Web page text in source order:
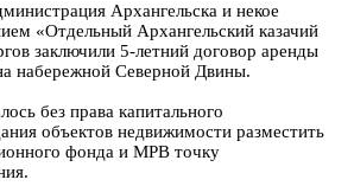
Архангельска и некое
«Отдельный Архангельский казачий
заключили 5-летний договор аренды
набережной Северной Двины.
без права капитального
объектов недвижимости разместить
фонда и МРВ точку